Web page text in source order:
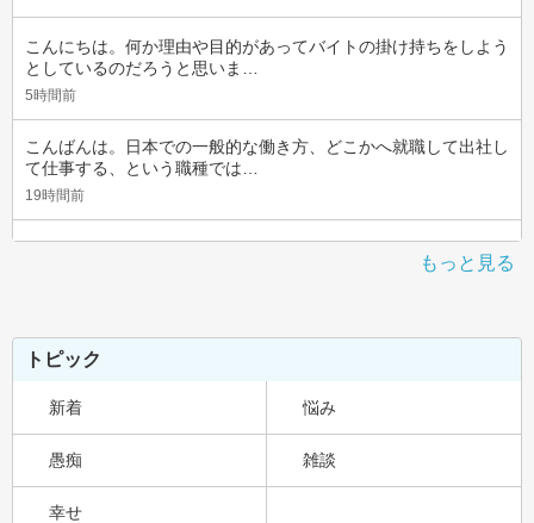
こんにちは。何か理由や目的があってバイトの掛け持ちをしよう
としているのだろうと思いま…
5時間前
こんばんは。日本での一般的な働き方、どこかへ就職して出社し
て仕事する、という職種では…
19時間前
もっと見る
トピック
新着 悩み
愚痴 雑談
幸せ